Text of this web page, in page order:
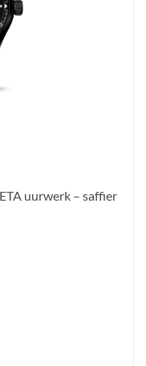
uurwerk – saffier